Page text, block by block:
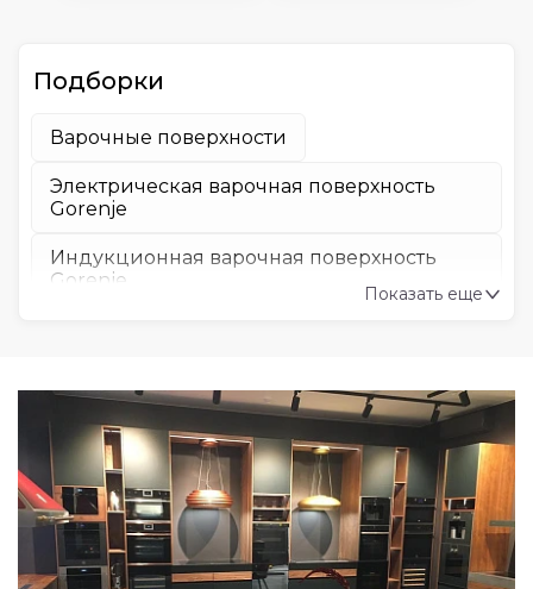
Подборки
Варочные поверхности
Электрическая варочная поверхность
Gorenje
Индукционная варочная поверхность
Gorenje
Электрическая варочная поверхность
Midea
Газовая варочная поверхность Midea
Варочная поверхность индукционная
Midea
Показать еще